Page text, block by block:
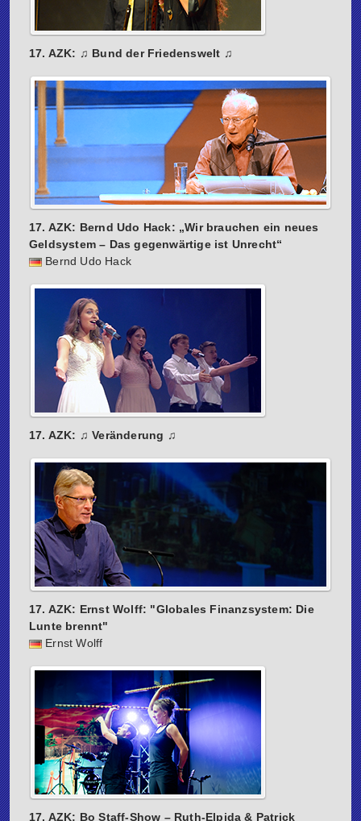
17. AZK: ♫ Bund der Friedenswelt ♫
17. AZK: Bernd Udo Hack: „Wir brauchen ein neues
Geldsystem – Das gegenwärtige ist Unrecht“
Bernd Udo Hack
17. AZK: ♫ Veränderung ♫
17. AZK: Ernst Wolff: "Globales Finanzsystem: Die
Lunte brennt"
Ernst Wolff
17. AZK: Bo Staff-Show – Ruth-Elpida & Patrick